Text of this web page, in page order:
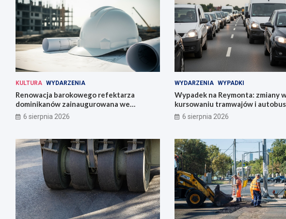
KULTURA WYDARZENIA
Renowacja barokowego refektarza
dominikanów zainaugurowana we
Wrocławiu
6 sierpnia 2026
WYDARZENIA WYPADKI
Wypadek na Reymonta: zmiany
kursowaniu tramwajów i
6 sierpnia 2026